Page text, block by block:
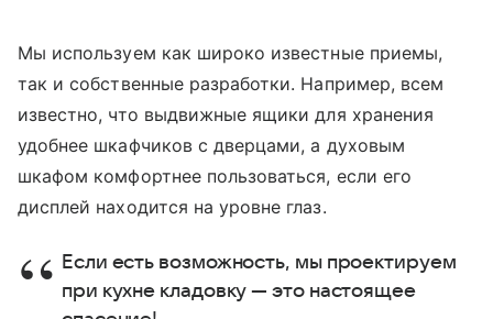
Мы используем как широко известные приемы,
так и собственные разработки. Например, всем
известно, что выдвижные ящики для хранения
удобнее шкафчиков с дверцами, а духовым
шкафом комфортнее пользоваться, если его
дисплей находится на уровне глаз.
Если есть возможность, мы проектируем
при кухне кладовку — это настоящее